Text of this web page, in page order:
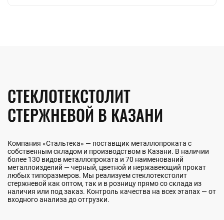
СТЕКЛОТЕКСТОЛИТ
СТЕРЖНЕВОЙ В КАЗАНИ
Компания «Стальтека» — поставщик металлопроката с
собственным складом и производством в Казани. В наличии
более 130 видов металлопроката и 70 наименований
металлоизделий — черный, цветной и нержавеющий прокат
любых типоразмеров. Мы реализуем стеклотекстолит
стержневой как оптом, так и в розницу прямо со склада из
наличия или под заказ. Контроль качества на всех этапах — от
входного анализа до отгрузки.